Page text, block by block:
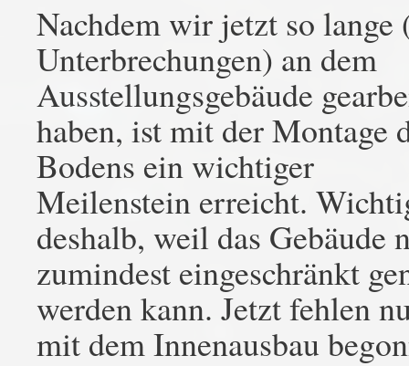
Nachdem wir jetzt so lange
Unterbrechungen) an dem
Ausstellungsgebäude
haben, ist mit der Montage
Bodens ein wichtiger
Meilenstein erreicht.
deshalb, weil das Gebäude
zumindest eingeschränkt
werden kann. Jetzt fehlen
mit dem Innenausbau